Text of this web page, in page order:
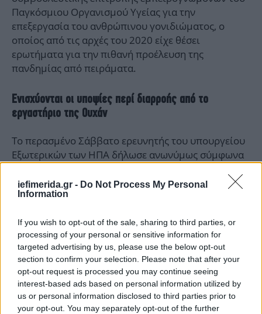
iefimerida.gr - Do Not Process My Personal
Information
If you wish to opt-out of the sale, sharing to third parties, or
processing of your personal or sensitive information for
targeted advertising by us, please use the below opt-out
section to confirm your selection. Please note that after your
opt-out request is processed you may continue seeing
interest-based ads based on personal information utilized by
us or personal information disclosed to third parties prior to
your opt-out. You may separately opt-out of the further
Παγκόσμιου Οργανισμού Υγείας για την
επεξεργασία του ανθρώπινου γονιδιώματος, ο
οποίος από τις αρχές του 2020 είχε θέσει
ερωτήματα για την πιθανή προέλευση της
πανδημίας από πειράματα.
Ενισχύονται οι υποψίες περί διαρροής από το
εργαστήριο της Ουχάν
Το περασμένο Σάββατο ερευνητής του υπουργείου
Εξωτερικών των ΗΠΑ δήλωσε ανωνύμως σύμφωνα
ξεκάθαρο ότι το Ινστιτούτο Ιολογίας της Ουχάν
συμμετείχε στη δημιουργία, τη διάδοση και τη